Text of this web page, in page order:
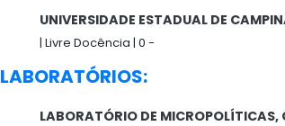
UNIVERSIDADE ESTADUAL DE
| Livre Docência | 0 -
LABORATÓRIOS:
LABORATÓRIO DE MICROPOLÍTICAS,